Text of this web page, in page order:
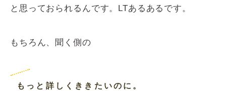
と思っておられるんです。LTあるあるです。
もちろん、聞く側の
もっと詳しくききたいのに。